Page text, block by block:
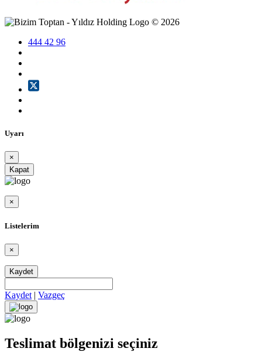
© 2026
444 42 96
Uyarı
×
Kapat
×
Listelerim
×
Kaydet
Kaydet | Vazgeç
Teslimat bölgenizi seçiniz